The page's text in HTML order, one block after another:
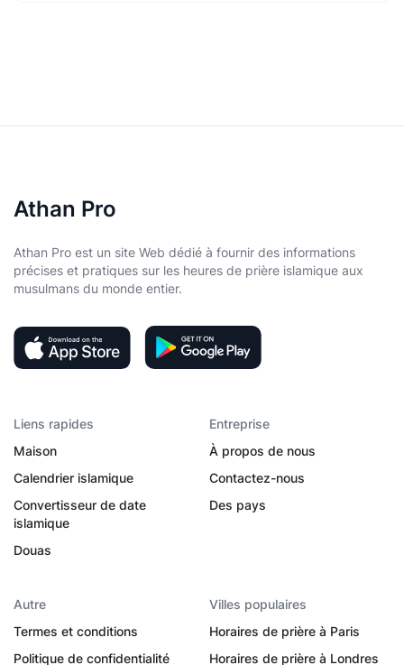
Athan Pro
Athan Pro est un site Web dédié à fournir des informations
précises et pratiques sur les heures de prière islamique aux
musulmans du monde entier.
Liens rapides
Maison
Calendrier islamique
Convertisseur de date
islamique
Douas
Entreprise
À propos de nous
Contactez-nous
Des pays
Autre
Termes et conditions
Politique de confidentialité
Villes populaires
Horaires de prière à Paris
Horaires de prière à Londres